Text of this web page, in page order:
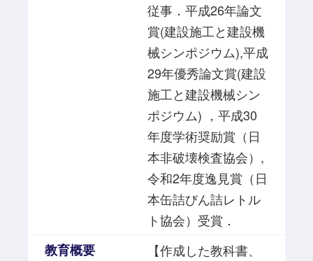
従事．平成26年論文
賞(建設施工と建設機
械シンポジウム),平成
29年優秀論文賞(建設
施工と建設機械シン
ポジウム) ，平成30
年度学術奨励賞（日
本非破壊検査協会）,
令和2年度逸見賞（日
本缶詰びん詰レトル
ト協会）受賞．
教育概要
【作成した教科書、